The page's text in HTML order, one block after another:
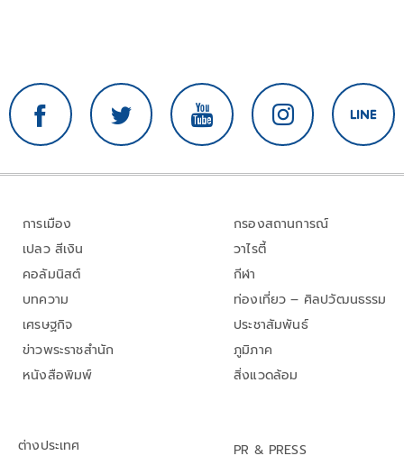
การเมือง
เปลว สีเงิน
คอลัมนิสต์
บทความ
เศรษฐกิจ
ข่าวพระราชสำนัก
หนังสือพิมพ์
กรองสถานการณ์
วาไรตี้
กีฬา
ท่องเที่ยว – ศิลปวัฒนธรรม
ประชาสัมพันธ์
ภูมิภาค
สิ่งแวดล้อม
ต่างประเทศ
PR & PRESS